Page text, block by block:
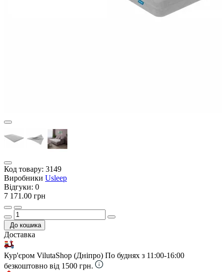
Код товару: 3149
Виробники Usleep
Відгуки: 0
7 171.00 грн
До кошика
Доставка
Кур'єром VilutaShop (Дніпро) По буднях з 11:00-16:00
безкоштовно від 1500 грн.